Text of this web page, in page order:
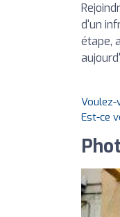
d'un
étape,
Voulez-
Est-ce